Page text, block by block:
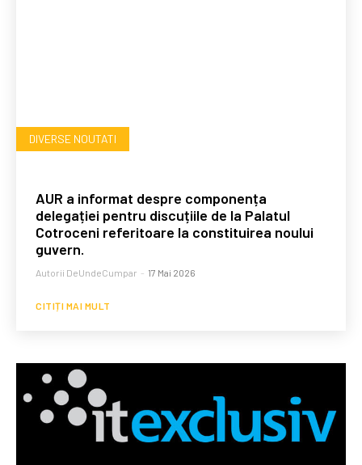
DIVERSE NOUTATI
AUR a informat despre componența
delegației pentru discuțiile de la Palatul
Cotroceni referitoare la constituirea noului
guvern.
Autorii DeUndeCumpar - 17 Mai 2026
CITIȚI MAI MULT